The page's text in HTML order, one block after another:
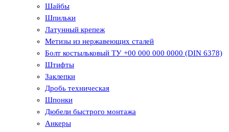
Шайбы
Шпильки
Латунный крепеж
Метизы из нержавеющих сталей
Болт костыльковый ТУ +00 000 000 0000 (DIN 6378)
Штифты
Заклепки
Дробь техническая
Шпонки
Дюбели быстрого монтажа
Анкеры